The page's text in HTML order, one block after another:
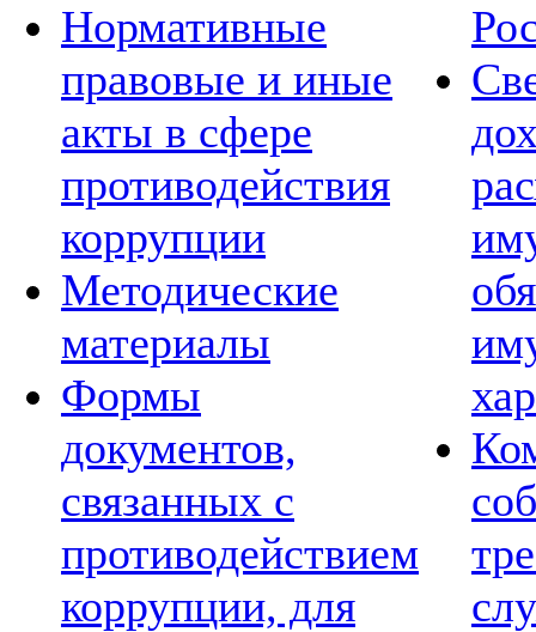
Нормативные
правовые и иные
акты в сфере
противодействия
коррупции
Методические
материалы
Формы
документов,
связанных с
противодействием
коррупции, для